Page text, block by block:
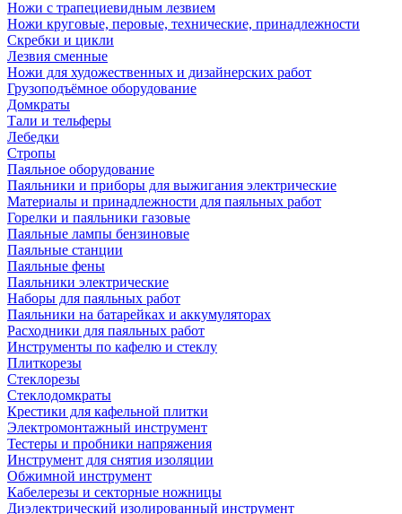
Ножи с трапециевидным лезвием
Ножи круговые, перовые, технические, принадлежности
Скребки и цикли
Лезвия сменные
Ножи для художественных и дизайнерских работ
Грузоподъёмное оборудование
Домкраты
Тали и тельферы
Лебедки
Стропы
Паяльное оборудование
Паяльники и приборы для выжигания электрические
Материалы и принадлежности для паяльных работ
Горелки и паяльники газовые
Паяльные лампы бензиновые
Паяльные станции
Паяльные фены
Паяльники электрические
Наборы для паяльных работ
Паяльники на батарейках и аккумуляторах
Расходники для паяльных работ
Инструменты по кафелю и стеклу
Плиткорезы
Стеклорезы
Стеклодомкраты
Крестики для кафельной плитки
Электромонтажный инструмент
Тестеры и пробники напряжения
Инструмент для снятия изоляции
Обжимной инструмент
Кабелерезы и секторные ножницы
Диэлектрический изолированный инструмент